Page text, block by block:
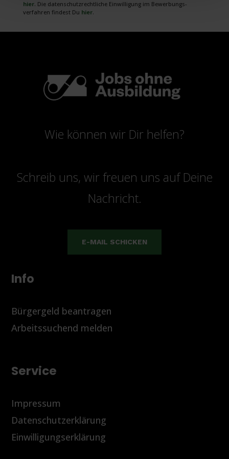
hier. Die daten­schutz­rechtliche Ein­willigung im Bewerbungs­
verfahren findest Du hier.
Wie können wir Dir helfen?
Schreib uns, wir freuen uns auf Deine
Nachricht.
E-MAIL SCHICKEN
Info
Bürgergeld beantragen
Arbeitssuchend melden
Service
Impressum
Datenschutzerklärung
Einwilligungserklärung